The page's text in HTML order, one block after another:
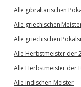
Alle gibraltarischen
Alle griechischen
Alle griechischen
Alle Herbstmeister der
Alle Herbstmeister der
Alle indischen Meister